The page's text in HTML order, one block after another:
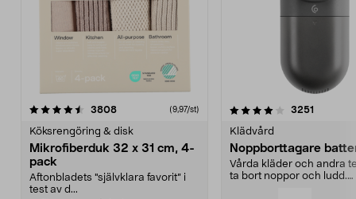
3808recensioner (9,97/st)
Köksrengöring & disk
Mikrofiberduk 32 x 31 cm, 4-
pack
Aftonbladets "självklara favorit” i
test av d...
4.0av 5 stjärnor 3251
Klädvård
Noppborttagare
Vårda kläder och andra
ta bort noppor och ludd.
4.5av 5 stjärnor